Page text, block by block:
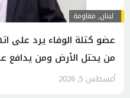
لبنان, مقاومة
عضو كتلة الوفاء يرد على
من يحتل الأرض ومن يدافع
أغسطس 5, 2026